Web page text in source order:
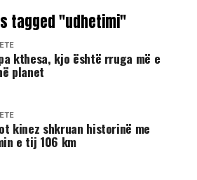
tagged "udhetimi"
kthesa, kjo është rruga më e
planet
kinez shkruan historinë me
e tij 106 km